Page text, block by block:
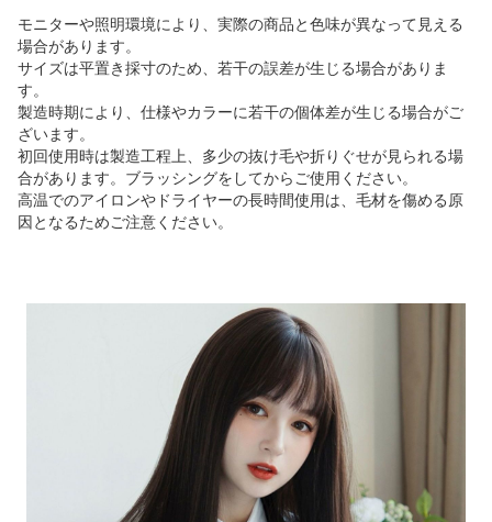
モニターや照明環境により、実際の商品と色味が異なって見える
場合があります。
サイズは平置き採寸のため、若干の誤差が生じる場合がありま
す。
製造時期により、仕様やカラーに若干の個体差が生じる場合がご
ざいます。
初回使用時は製造工程上、多少の抜け毛や折りぐせが見られる場
合があります。ブラッシングをしてからご使用ください。
高温でのアイロンやドライヤーの長時間使用は、毛材を傷める原
因となるためご注意ください。